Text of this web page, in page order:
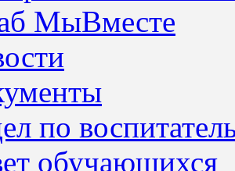
МыВместе
по
обучающихся